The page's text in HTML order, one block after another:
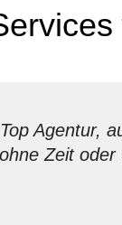
Top Agentur,
ohne Zeit oder